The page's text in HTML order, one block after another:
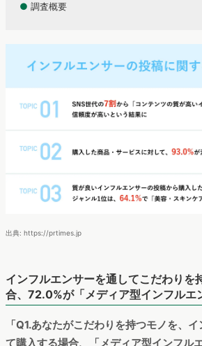
● 調査概要
出典: https://prtimes.jp
インフルエンサーを通してこだわりを
合、72.0%が「メディア型インフルエ
「Q1.あなたがこだわりを持つモノを、
て購入する場合、「メディア型インフル